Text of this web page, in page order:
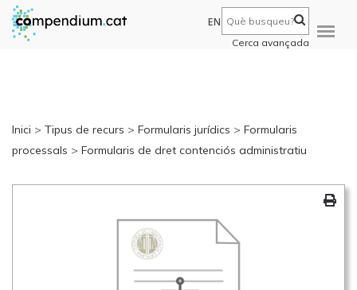
EN
Cerca avançada
Inici > Tipus de recurs > Formularis jurídics > Formularis
processals > Formularis de dret contenciós administratiu